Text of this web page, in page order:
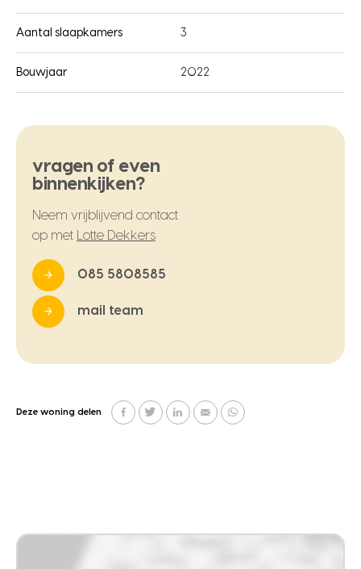
Aantal slaapkamers 3
Bouwjaar 2022
vragen of even
binnenkijken?
Neem vrijblijvend contact
op met
Lotte Dekkers
085 5808585
mail team
Deze woning delen